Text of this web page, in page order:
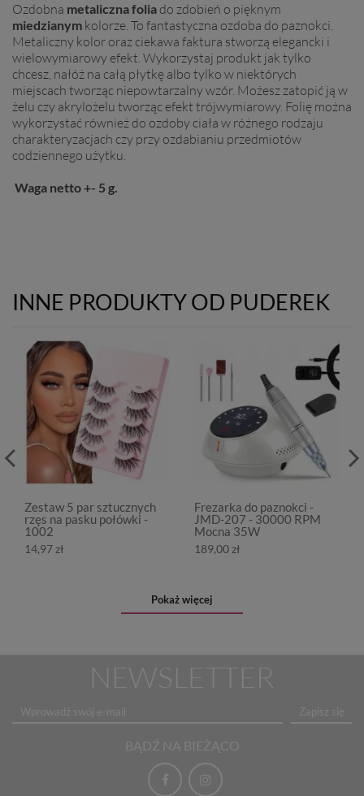
Ozdobna metaliczna folia do zdobień o pięknym
miedzianym kolorze. To fantastyczna ozdoba do paznokci.
Metaliczny kolor oraz ciekawa faktura stworzą elegancki i
wielowymiarowy efekt. Wykorzystaj produkt jak tylko
chcesz, nałóż na całą płytkę albo tylko w niektórych
miejscach tworząc niepowtarzalny wzór. Możesz zatopić ją w
żelu czy akrylożelu tworząc efekt trójwymiarowy. Folię można
wykorzystać również do ozdoby ciała w różnego rodzaju
charakteryzacjach czy przy ozdabianiu przedmiotów
codziennego użytku.
Waga netto +- 5 g.
INNE PRODUKTY OD PUDEREK
Zestaw 5 par sztucznych
rzęs na pasku połówki -
1002
14,97 zł
Frezarka do paznokci -
JMD-207 - 30000 RPM
Mocna 35W
189,00 zł
Pokaż więcej
NEWSLETTER
Zapisz się
BĄDŹ NA BIEŻĄCO